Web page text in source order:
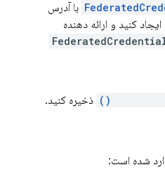
با آدرس
کنید و ارائه دهنده
ذخیره کنید.
شده است: